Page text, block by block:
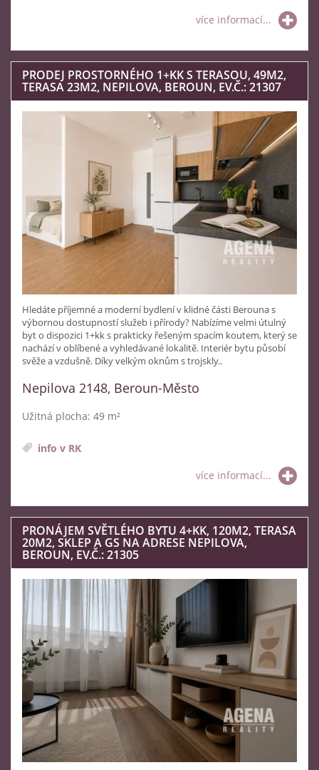
více informací...
PRODEJ PROSTORNÉHO 1+KK S TERASOU, 49M2,
TERASA 23M2, NEPILOVA, BEROUN, EV.Č.: 21307
Hledáte příjemné a moderní bydlení v klidné části Berouna s
výbornou dostupností služeb i přírody? Nabízíme velmi útulný
byt o dispozici 1+kk s prakticky řešeným spacím koutem, který se
nachází v oblíbené a vyhledávané lokalitě. Interiér bytu působí
svěže a vzdušně. Díky velkým oknům s trojskly..
Nepilova 2148, Beroun-Město
Užitná plocha: 49 m²
info v RK
více informací...
PRONÁJEM SVĚTLÉHO BYTU 4+KK, 120M2, TERASA
20M2, SKLEP A GS NA ADRESE NEPILOVA,
BEROUN, EV.Č.: 21305